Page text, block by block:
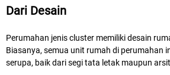
Dari Desain
Perumahan jenis cluster memiliki desain
Biasanya, semua unit rumah di perumahan
serupa, baik dari segi tata letak maupun